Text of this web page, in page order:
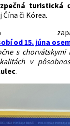
turistická
či Kórea.
sa
od 15. júna
s
v
.